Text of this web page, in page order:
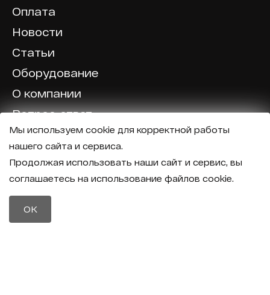
Оплата
Новости
Статьи
Оборудование
О компании
Вопрос-ответ
Отзывы
Политика конфиденциальности
8 (800) 600-40-37
Мы используем cookie для корректной работы
нашего сайта и сервиса.
Продолжая использовать наши сайт и сервис, вы
соглашаетесь на использование файлов cookie.
OK